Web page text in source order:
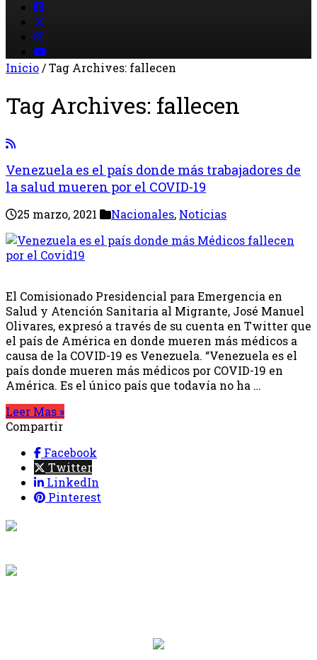
Inicio/Tag Archives: fallecen
Tag Archives: fallecen
Venezuela es el país donde más trabajadores de
la salud mueren por el COVID-19
25 marzo, 2021 Nacionales, Noticias
El Comisionado Presidencial para Emergencia en
Salud y Atención Sanitaria al Migrante, José Manuel
Olivares, expresó a través de su cuenta en Twitter que
el país de América en donde mueren más médicos a
causa de la COVID-19 es Venezuela. “Venezuela es el
país donde mueren más médicos por COVID-19 en
América. Es el único país que todavía no ha …
Leer Mas »
Compartir
Facebook
Twitter
LinkedIn
Pinterest